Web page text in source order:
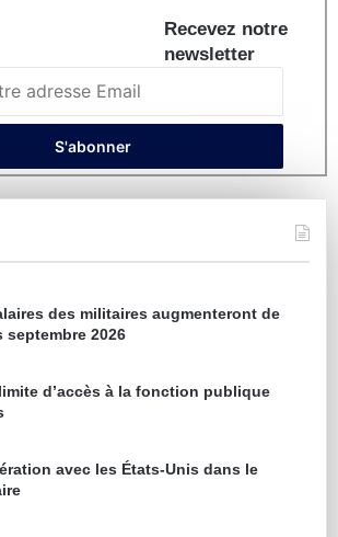
Recevez notre
newsletter
des militaires augmenteront de
septembre 2026
d’accès à la fonction publique
avec les États-Unis dans le